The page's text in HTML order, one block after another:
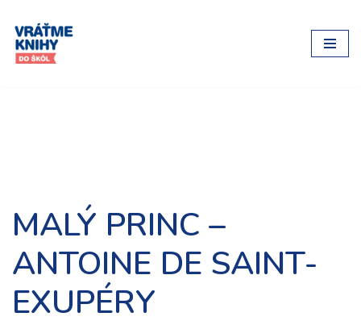
Preskočiť
na
MALÝ PRINC –
ANTOINE DE SAINT-
EXUPÉRY